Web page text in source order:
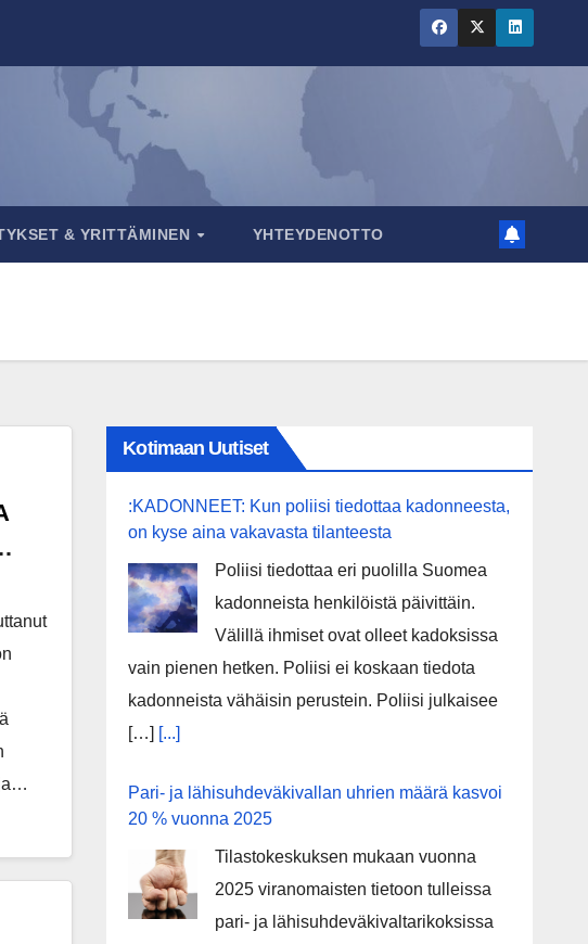
& YRITTÄMINEN YHTEYDENOTTO
Kotimaan Uutiset
:KADONNEET: Kun poliisi tiedottaa kadonneesta,
on kyse aina vakavasta tilanteesta
Poliisi tiedottaa eri puolilla Suomea
kadonneista henkilöistä päivittäin.
Välillä ihmiset ovat olleet kadoksissa
vain pienen hetken. Poliisi ei koskaan tiedota
kadonneista vähäisin perustein. Poliisi julkaisee
[…] [...]
Pari- ja lähisuhdeväkivallan uhrien määrä kasvoi
20 % vuonna 2025
Tilastokeskuksen mukaan vuonna
2025 viranomaisten tietoon tulleissa
pari- ja lähisuhdeväkivaltarikoksissa